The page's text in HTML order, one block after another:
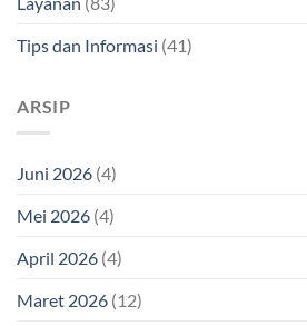
Tips dan Informasi (41)
ARSIP
Juni 2026 (4)
Mei 2026 (4)
April 2026 (4)
Maret 2026 (12)